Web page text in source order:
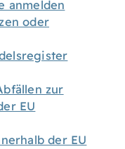
anmelden
oder
zur
EU
der EU